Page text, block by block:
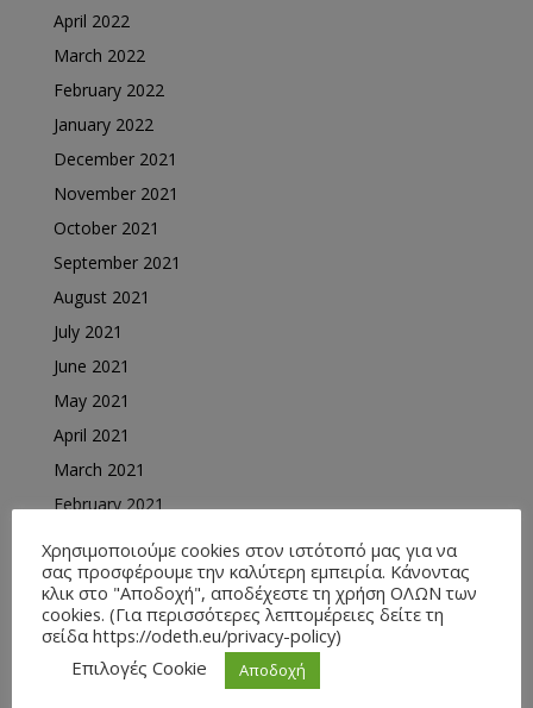
April 2022
March 2022
February 2022
January 2022
December 2021
November 2021
October 2021
September 2021
August 2021
July 2021
June 2021
May 2021
April 2021
March 2021
February 2021
January 2021
December 2020
November 2020
October 2020
September 2020
Χρησιμοποιούμε cookies στον ιστότοπό μας για να
σας προσφέρουμε την καλύτερη εμπειρία. Κάνοντας
κλικ στο "Αποδοχή", αποδέχεστε τη χρήση ΟΛΩΝ των
cookies. (Για περισσότερες λεπτομέρειες δείτε τη
σείδα https://odeth.eu/privacy-policy)
Επιλογές Cookie
Αποδοχή